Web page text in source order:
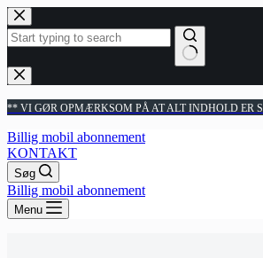
Fortsæt
til
indhold
Ingen
resultater
** VI GØR OPMÆRKSOM PÅ AT ALT INDHOLD ER
Billig mobil abonnement
KONTAKT
Søg
Billig mobil abonnement
Menu